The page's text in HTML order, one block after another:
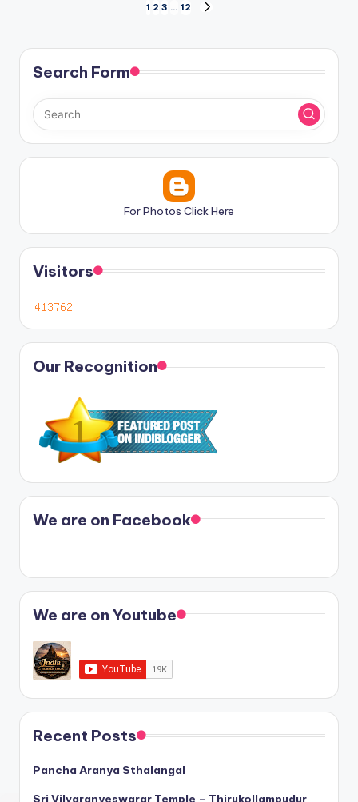
pagination
1 2 3 … 12
Search Form
For Photos Click Here
Visitors
Our Recognition
We are on Facebook
We are on Youtube
Recent Posts
Pancha Aranya Sthalangal
Sri Vilvaranyeswarar Temple – Thirukollampudur